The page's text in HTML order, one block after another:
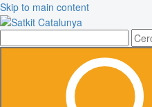
Skip to main content